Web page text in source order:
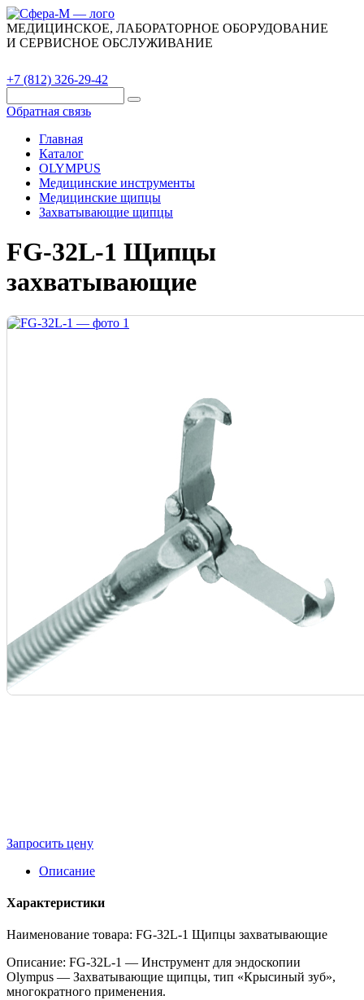
МЕДИЦИНСКОЕ, ЛАБОРАТОРНОЕ ОБОРУДОВАНИЕ
И СЕРВИСНОЕ ОБСЛУЖИВАНИЕ
+7 (812) 326-29-42
Обратная связь
Главная
Каталог
OLYMPUS
Медицинские инструменты
Медицинские щипцы
Захватывающие щипцы
FG-32L-1 Щипцы
захватывающие
Запросить цену
Описание
Характеристики
Наименование товара: FG-32L-1 Щипцы захватывающие
Описание: FG-32L-1 — Инструмент для эндоскопии
Olympus — Захватывающие щипцы, тип «Крысиный зуб»,
многократного применения.